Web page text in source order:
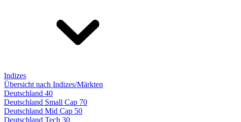
Indizes
Übersicht nach Indizes/Märkten
Deutschland 40
Deutschland Small Cap 70
Deutschland Mid Cap 50
Deutschland Tech 30